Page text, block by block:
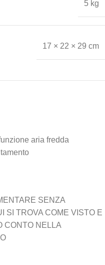
5 kg
17 × 22 × 29 cm
aria fredda
SENZA
SI TROVA COME VISTO E
CONTO NELLA